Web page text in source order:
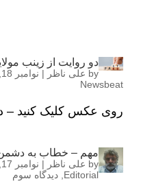
دو روایت از زینب
by علی ناظر | نوامبر 18, 2022 11:57 ب.ظ
Newsbeat
روی عکس کلیک کنید –
مهم – خطاب به دشمن
by علی ناظر | نوامبر 17, 2022 12:29 ب.ظ
Editorial دیدگاه سوم